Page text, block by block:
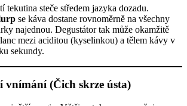
tekutina steče středem jazyka dozadu.
se káva dostane rovnoměrně na všechny
najednou. Degustátor tak může okamžitě
mezi aciditou (kyselinkou) a tělem kávy v
sekundy.
vnímání (Čich skrze ústa)